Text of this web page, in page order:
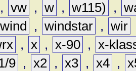
, vw , w , w115) ,
wind , windstar , wir
, x , x-90 , x-
9 , x2 , x3 , x4 ,